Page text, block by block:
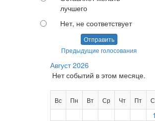
лучшего
Нет, не соответствует
Отправить
Предыдущие голосования
Август 2026
Нет событий в этом месяце.
Вс Пн Вт Ср Чт Пт